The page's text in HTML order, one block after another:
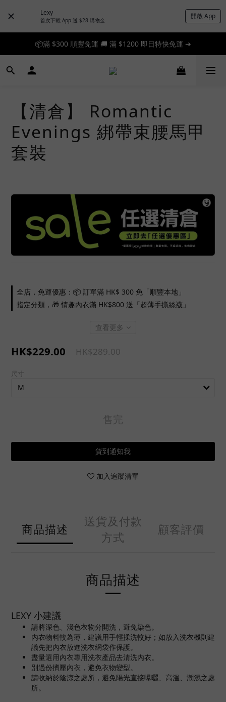
Lexy
首次下載 App 送 $28 購物金 開啟 App
📦滿 $300 順豐免運 🚚 滿 $1200 即日特快免運 ➔
📦滿 $300 順豐免運 🚚 滿 $1200 即日特快免運 ➔
🎉 新人首單享 88 折，快來領券加入！➔
【清倉】 Romantic
Evenings 綁帶束腰馬甲
套裝
全店，免運優惠：📦 訂單滿 HK$ 300 免「順豐本地」
指定分類，🎁 情趣內衣滿 HK$800 送「超薄手撕絲襪」
查看更多
HK$289.00
HK$229.00
尺寸
售完
貨到通知我
加入追蹤清單
商品描述
送貨及付款
方式
顧客評價
商品描述
LEXY 小建議
請將深色、淺色衣物分開洗，避免染色。
內衣物料較為薄，建議用手輕揉洗較好；如放入洗衣機則建
議先把內衣放進洗衣網袋作保護。
盡量選用內衣專用洗衣產品去清洗內衣。
別過份擠壓內衣，避免衣物變型。
請收納於陰涼之處所，避免陽光直接曝曬、高溫、潮濕之處
所。